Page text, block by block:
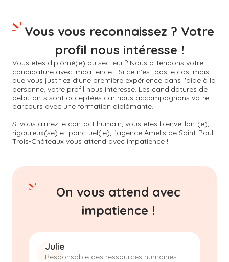
Vous êtes diplômé(e) du secteur ? Nous attendons votre
candidature avec impatience ! Si ce n'est pas le cas, mais
que vous justifiez d'une première expérience dans l'aide à la
personne, votre profil nous intéresse. Les candidatures de
débutants sont acceptées car nous accompagnons votre
parcours avec une formation diplômante.
Si vous aimez le contact humain, vous êtes bienveillant(e),
rigoureux(se) et ponctuel(le), l’agence Amelis de Saint-Paul-
Trois-Châteaux vous attend avec impatience !
Vous vous reconnaissez ? Votre
profil nous intéresse !
On vous attend avec
impatience !
Julie
Responsable des ressources humaines